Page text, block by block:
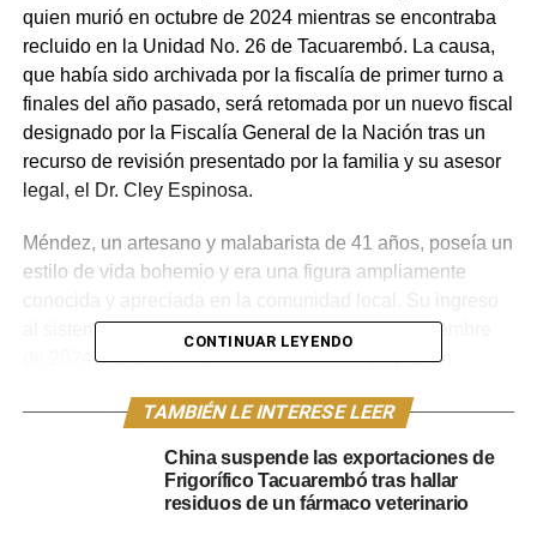
quien murió en octubre de 2024 mientras se encontraba
recluido en la Unidad No. 26 de Tacuarembó. La causa,
que había sido archivada por la fiscalía de primer turno a
finales del año pasado, será retomada por un nuevo fiscal
designado por la Fiscalía General de la Nación tras un
recurso de revisión presentado por la familia y su asesor
legal, el Dr. Cley Espinosa.
Méndez, un artesano y malabarista de 41 años, poseía un
estilo de vida bohemio y era una figura ampliamente
al sistema penitenciario se produjo el 25 de septiembre
de 2024, tras ser condenado a dos años de prisión
detención generó controversia desde su inicio, dado que
sustancia de venta legal en farmacias— y sus
antecedentes penales más cercanos databan de hacía
CONTINUAR LEYENDO
TAMBIÉN LE INTERESE LEER
China suspende las exportaciones de
Frigorífico Tacuarembó tras hallar
residuos de un fármaco veterinario